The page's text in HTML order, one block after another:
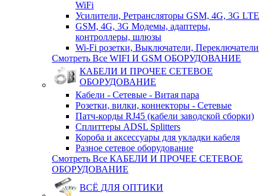
WiFi
Усилители, Ретрансляторы GSM, 4G, 3G LTE
GSM, 4G, 3G Модемы, адаптеры,
контроллеры, шлюзы
Wi-Fi розетки, Выключатели, Переключатели
Смотреть Все WIFI И GSM ОБОРУДОВАНИЕ
КАБЕЛИ И ПРОЧЕЕ СЕТЕВОЕ
ОБОРУДОВАНИЕ
Кабели - Сетевые - Витая пара
Розетки, вилки, коннекторы - Сетевые
Патч-корды RJ45 (кабели заводской сборки)
Сплиттеры ADSL Splitters
Короба и аксессуары для укладки кабеля
Разное сетевое оборудование
Смотреть Все КАБЕЛИ И ПРОЧЕЕ СЕТЕВОЕ
ОБОРУДОВАНИЕ
ВСЁ ДЛЯ ОПТИКИ